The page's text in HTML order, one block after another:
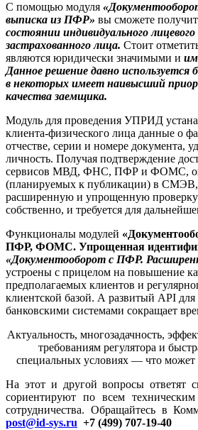
С помощью модуля
выписка из ПФР» вы сможете
состоянии индивидуального
застрахованного лица. Стоит
являются юридически значимыми и
Данное решение давно используется
в некоторых имеет наивысший
качества заемщика.
Модуль для проведения УПРИД
клиента-физического лица данные о
отчестве, серии и номере документа,
личность. Получая подтверждение
сервисов МВД, ФНС, ПФР и ФОМС,
(планируемых к публикации) в СМЭВ,
расширенную и упрощенную
собственно, и требуется для
Функционалы модулей
ПФР, ФОМС. Упрощенная
«Документооборот с ПФР.
устроены с прицелом на повышение
предполагаемых клиентов и
клиентской базой. А развитый API для
банковскими системами сокращает
Актуальность, многозадачность,
требованиям регулятора и
специальных условиях — что может
На этот и другой вопросы ответят
сориентируют по всем
сотрудничества. Обращайтесь в
post@id-sys.ru +7 (499) 707-19-40